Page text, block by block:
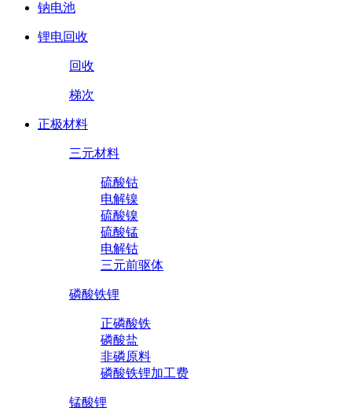
钠电池
锂电回收
回收
梯次
正极材料
三元材料
硫酸钴
电解镍
硫酸镍
硫酸锰
电解钴
三元前驱体
磷酸铁锂
正磷酸铁
磷酸盐
非磷原料
磷酸铁锂加工费
锰酸锂